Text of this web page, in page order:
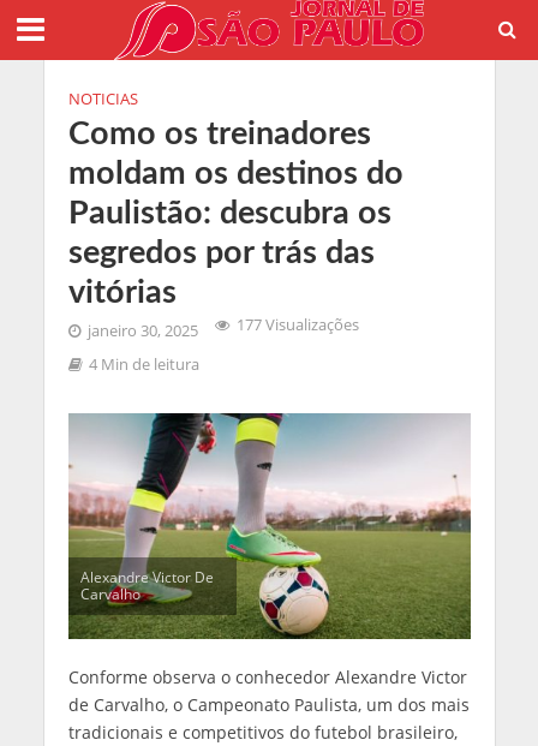
NOTICIAS
Como os treinadores
moldam os destinos do
Paulistão: descubra os
segredos por trás das
vitórias
janeiro 30, 2025
177 Visualizações
4 Min de leitura
Alexandre Victor De
Carvalho
Conforme observa o conhecedor Alexandre Victor
de Carvalho, o Campeonato Paulista, um dos mais
tradicionais e competitivos do futebol brasileiro,